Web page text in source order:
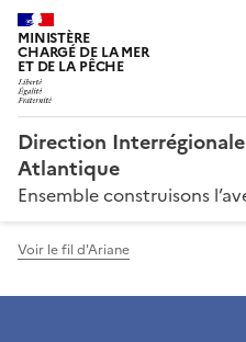
MINISTÈRE
CHARGÉ DE LA MER
ET DE LA PÊCHE
Direction
Atlantique
Ensemble construisons
Voir le fil d'Ariane